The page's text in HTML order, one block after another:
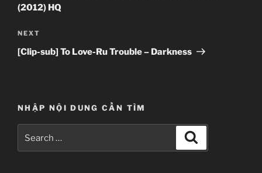
(2012) HQ
Next
Post
NEXT
[Clip-sub] To Love-Ru Trouble – Darkness
NHẬP NỘI DUNG CẦN TÌM